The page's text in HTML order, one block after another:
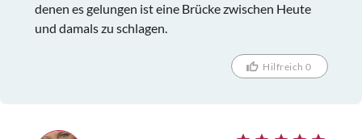
denen es gelungen ist eine Brücke zwischen Heute
und damals zu schlagen.
Hilfreich 0